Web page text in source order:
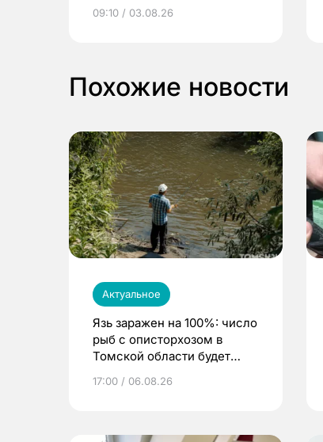
выиграть призы
09:10 / 03.08.26
Похожие новости
Актуальное
Язь заражен на 100%: число
рыб с описторхозом в
Томской области будет
17:00 / 06.08.26